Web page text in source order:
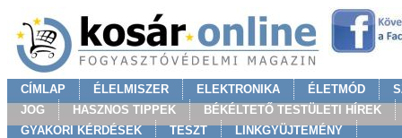
CÍMLAP ÉLELMISZER ELEKTRONIKA ÉLETMÓD
JOG
HASZNOS TIPPEK
BÉKÉLTETŐ TESTÜLETI HÍREK
GYAKORI KÉRDÉSEK
TESZT LINKGYÜJTEMÉNY